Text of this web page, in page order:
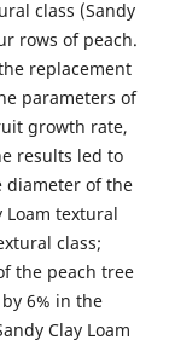
class (Sandy
rows of peach.
replacement
parameters of
growth rate,
results led to
diameter of the
Loam textural
class;
the peach tree
6% in the
Clay Loam